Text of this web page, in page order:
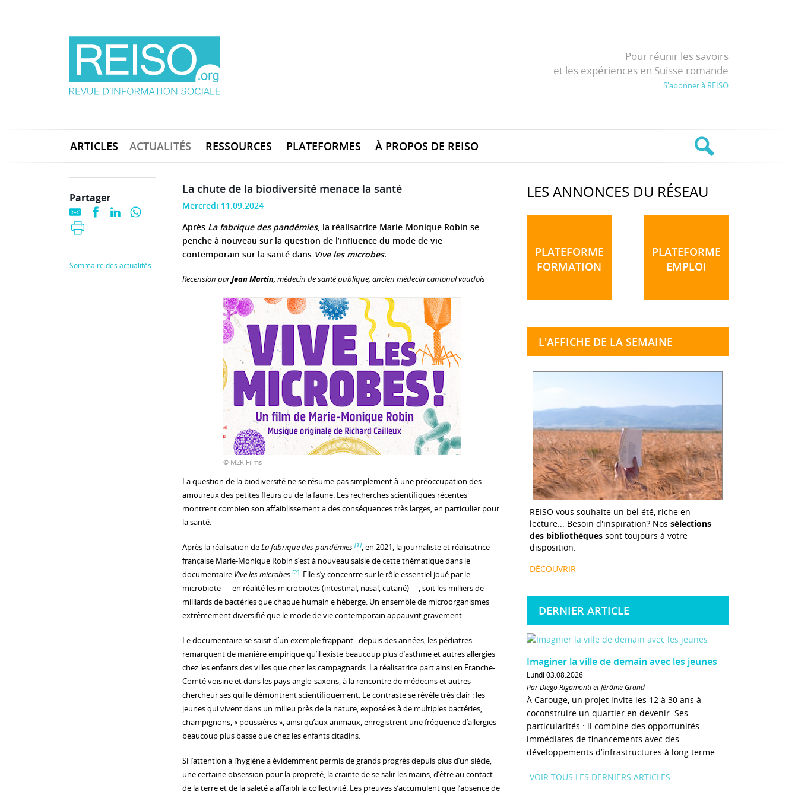
Pour réunir les savoirs
et les expériences en Suisse romande
S'abonner à REISO
ARTICLES ACTUALITÉS RESSOURCES PLATEFORMES À PROPOS DE REISO
La chute de la biodiversité menace la santé
Mercredi 11.09.2024
Après La fabrique des pandémies, la réalisatrice Marie-Monique Robin se
penche à nouveau sur la question de l’influence du mode de vie
contemporain sur la santé dans Vive les microbes.
Recension parJean Martin, médecin de santé publique, ancien médecin cantonal vaudois
© M2R Films
La question de la biodiversité ne se résume pas simplement à une préoccupation des
amoureux des petites fleurs ou de la faune. Les recherches scientifiques récentes
montrent combien son affaiblissement a des conséquences très larges, en particulier pour
la santé.
Après la réalisation deLa fabrique des pandémies [1], en 2021, la journaliste et réalisatrice
française Marie-Monique Robin s’est à nouveau saisie de cette thématique dans le
documentaire Vive les microbes [2]. Elle s’y concentre sur le rôle essentiel joué par le
microbiote — en réalité les microbiotes (intestinal, nasal, cutané) —, soit les milliers de
milliards de bactéries que chaque humain·e héberge. Un ensemble de microorganismes
extrêmement diversifié que le mode de vie contemporain appauvrit gravement.
Le documentaire se saisit d’un exemple frappant : depuis des années, les pédiatres
remarquent de manière empirique qu’il existe beaucoup plus d’asthme et autres allergies
chez les enfants des villes que chez les campagnards. La réalisatrice part ainsi en Franche-
Comté voisine et dans les pays anglo-saxons, à la rencontre de médecins et autres
chercheur·ses qui le démontrent scientifiquement. Le contraste se révèle très clair : les
jeunes qui vivent dans un milieu près de la nature, exposé·es à de multiples bactéries,
champignons, « poussières », ainsi qu’aux animaux, enregistrent une fréquence d’allergies
beaucoup plus basse que chez les enfants citadins.
Si l’attention à l’hygiène a évidemment permis de grands progrès depuis plus d’un siècle,
une certaine obsession pour la propreté, la crainte de se salir les mains, d’être au contact
de la terre et de la saleté a affaibli la collectivité. Les preuves s’accumulent que l’absence de
Partager
Sommaire des actualités
LES ANNONCES DU RÉSEAU
PLATEFORME
FORMATION
PLATEFORME
EMPLOI
L'AFFICHE DE LA SEMAINE
REISO vous souhaite un bel été, riche en
lecture... Besoin d'inspiration? Nos sélections
des bibliothèques sont toujours à votre
disposition.
DÉCOUVRIR
DERNIER ARTICLE
Imaginer la ville de demain avec les jeunes
Lundi 03.08.2026
Par Diego Rigamonti et Jérôme Grand
À Carouge, un projet invite les 12 à 30 ans à
coconstruire un quartier en devenir. Ses
particularités : il combine des opportunités
immédiates de financements avec des
développements d’infrastructures à long terme.
VOIR TOUS LES DERNIERS ARTICLES